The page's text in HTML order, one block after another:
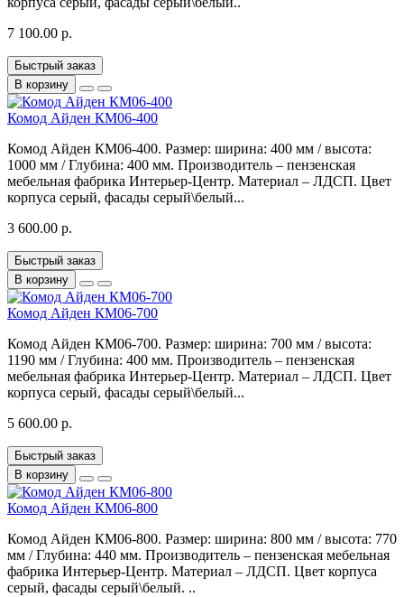
7 100.00 р.
Быстрый заказ
В корзину
Комод Айден КМ06-400
Комод Айден КМ06-400. Размер: ширина: 400 мм / высота:
1000 мм / Глубина: 400 мм. Производитель – пензенская
мебельная фабрика Интерьер-Центр. Материал – ЛДСП. Цвет
корпуса серый, фасады серый\белый...
3 600.00 р.
Быстрый заказ
В корзину
Комод Айден КМ06-700
Комод Айден КМ06-700. Размер: ширина: 700 мм / высота:
1190 мм / Глубина: 400 мм. Производитель – пензенская
мебельная фабрика Интерьер-Центр. Материал – ЛДСП. Цвет
корпуса серый, фасады серый\белый...
5 600.00 р.
Быстрый заказ
В корзину
Комод Айден КМ06-800
Комод Айден КМ06-800. Размер: ширина: 800 мм / высота: 770
мм / Глубина: 440 мм. Производитель – пензенская мебельная
фабрика Интерьер-Центр. Материал – ЛДСП. Цвет корпуса
серый, фасады серый\белый. ..